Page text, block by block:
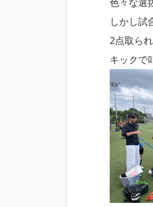
しかし試
2点取ら
キックで